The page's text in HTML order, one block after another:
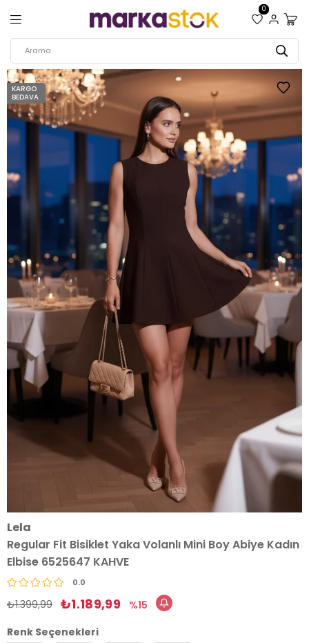
0
KARGO
BEDAVA
Lela
Regular Fit Bisiklet Yaka Volanlı Mini Boy Abiye Kadın
Elbise 6525647 KAHVE
0.0
₺1.399,99 ₺1.189,99
15
Renk Seçenekleri